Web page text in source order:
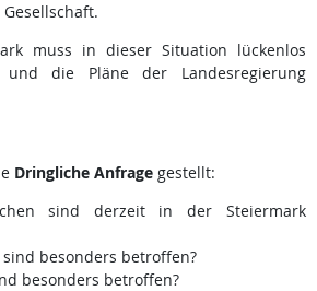
muss in dieser Situation lückenlos
die Pläne der Landesregierung
Dringliche Anfrage gestellt:
sind derzeit in der Steiermark
besonders betroffen?
besonders betroffen?